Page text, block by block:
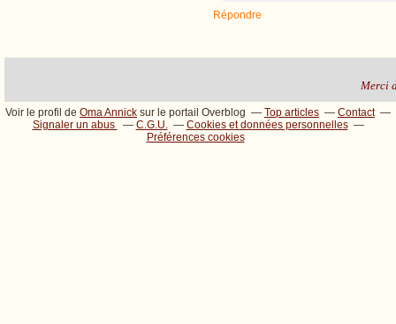
Répondre
Merci
Voir le profil de Oma Annick sur le portail Overblog Top articles
Contact
Signaler un abus
C.G.U.
Cookies et données personnelles
Préférences cookies